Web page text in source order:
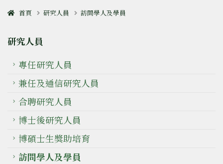
首頁 研究人員 訪問學人及學員
研究人員
專任研究人員
兼任及通信研究人員
合聘研究人員
博士後研究人員
博碩士生獎助培育
訪問學人及學員